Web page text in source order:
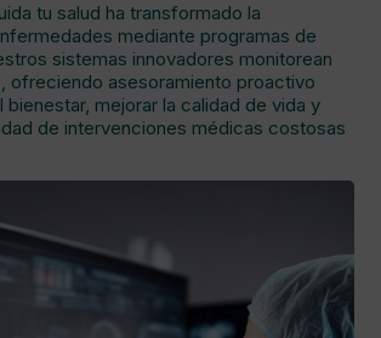
tu salud ha transformado la
mediante programas de
sistemas innovadores monitorean
ofreciendo asesoramiento proactivo
bienestar, mejorar la calidad de vida y
de intervenciones médicas costosas